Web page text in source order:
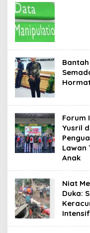
Forum
Yusril
Lawan
Anak
Niat
Duka:
Intensif